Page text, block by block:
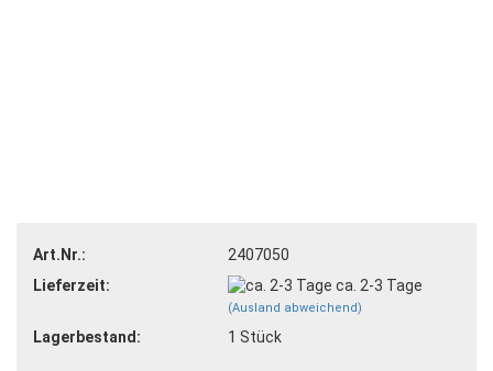
Art.Nr.:
2407050
Lieferzeit:
ca. 2-3 Tage
(Ausland abweichend)
Lagerbestand: 1 Stück